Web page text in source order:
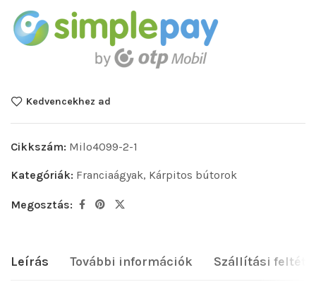
Kedvencekhez ad
Cikkszám: Milo4099-2-1
Kategóriák: Franciaágyak, Kárpitos bútorok
Megosztás:
Leírás További információk Szállítási